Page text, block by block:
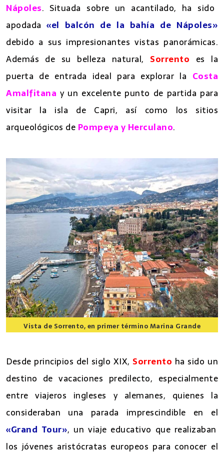
Nápoles. Situada sobre un acantilado, ha sido
apodada «el balcón de la bahía de Nápoles»
debido a sus impresionantes vistas panorámicas.
Además de su belleza natural, Sorrento es la
puerta de entrada ideal para explorar la Costa
Amalfitana y un excelente punto de partida para
visitar la isla de Capri, así como los sitios
arqueológicos de Pompeya y Herculano.
Vista de Sorrento, en primer término Marina Grande
Desde principios del siglo XIX, Sorrento ha sido un
destino de vacaciones predilecto, especialmente
entre viajeros ingleses y alemanes, quienes la
consideraban una parada imprescindible en el
«Grand Tour», un viaje educativo que realizaban
los jóvenes aristócratas europeos para conocer el